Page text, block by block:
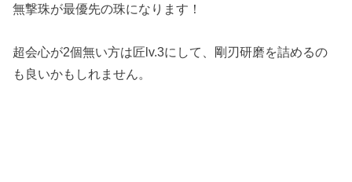
無撃珠が最優先の珠になります！
超会心が2個無い方は匠lv.3にして、剛刃研磨を詰めるの
も良いかもしれません。